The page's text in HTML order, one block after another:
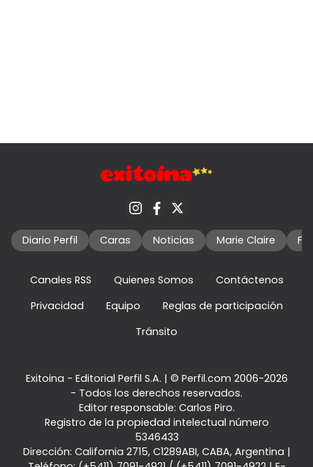
Diario Perfil Caras Noticias Marie Claire
Canales RSS Quienes Somos
Contáctenos
Privacidad
Equipo
Reglas de participación
Tránsito
Exitoina - Editorial Perfil S.A. | © Perfil.com 2006-2026
- Todos los derechos reservados.
Editor responsable: Carlos Piro.
Registro de la propiedad intelectual número
5346433
Dirección: California 2715, C1289ABI, CABA, Argentina |